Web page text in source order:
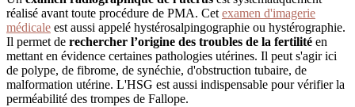
réalisé avant toute procédure de PMA. Cet examen d'imagerie
médicale est aussi appelé hystérosalpingographie ou hystérographie.
Il permet de rechercher l’origine des troubles de la fertilité en
mettant en évidence certaines pathologies utérines. Il peut s'agir ici
de polype, de fibrome, de synéchie, d'obstruction tubaire, de
malformation utérine. L'HSG est aussi indispensable pour vérifier la
perméabilité des trompes de Fallope.